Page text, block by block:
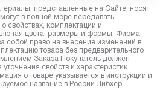
представленные на Сайте, носят
в полной мере передавать
свойствах, комплектации и
цвета, размеры и формы. Фирма-
собой право на внесение изменений в
товара без предварительного
Заказа Покупатель должен
свойств и характеристик
о товаре указывается в инструкции и
название в России Либхер